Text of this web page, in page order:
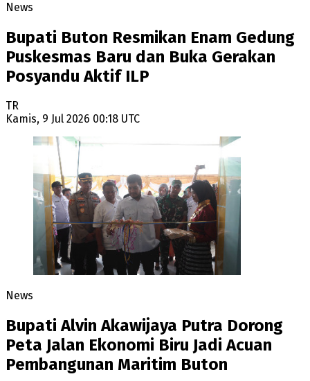
News
Bupati Buton Resmikan Enam Gedung
Puskesmas Baru dan Buka Gerakan
Posyandu Aktif ILP
TR
Kamis, 9 Jul 2026 00:18 UTC
News
Bupati Alvin Akawijaya Putra Dorong
Peta Jalan Ekonomi Biru Jadi Acuan
Pembangunan Maritim Buton